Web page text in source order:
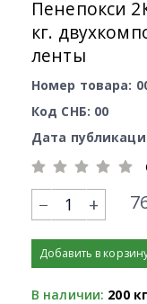
Пенепокси
кг.
ленты
Номер товара:
Код СНБ: 00
Дата
+
Добавить в
В наличии: 200